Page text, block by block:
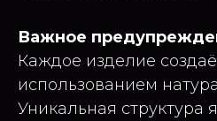
Важное
Каждое изделие
использованием
Уникальная структура